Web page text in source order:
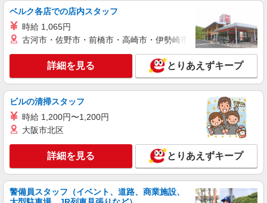
+゜ 入社祝い金10万円支給(規定有) お友達を紹介
頂くと, インセンティブ支給(規定有) ★月2回払
い・週払い可能（規程有）★ ゜・。○。・゜
+゜・。○。・゜+゜
愛知県一宮市の携帯ショップ
キープ 詳細を見る
スマホ携帯販売【ソフトバンク】
時給1600円〜 ※別途インセンティブ、職能評
価制度あり ※残業代支給 ★交通費別途支給（規定
インセンティブ支給(規定有) ★月2回払い・週払い
可能（規程有）★ ゜・。○。・゜+゜・。○。・゜
+゜
キープ 詳細を見る
正社員
株式会社シエロ
ベルク各店での店内スタッフ
時給 1,065円
古河市・佐野市・前橋市・高崎市・伊勢崎市・太田市・館林市
詳細を見る とりあえずキープ
ビルの清掃スタッフ
時給 1,200円〜1,200円
大阪市北区
詳細を見る とりあえずキープ
警備員スタッフ（イベント、道路、商業施設、